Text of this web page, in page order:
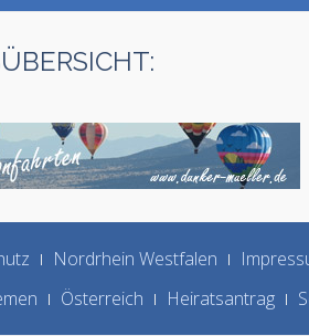
Nordrhein Westfalen
Österreich Heiratsantrag